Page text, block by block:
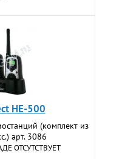
HE-500
(комплект из
арт. 3086
ОТСУТСТВУЕТ